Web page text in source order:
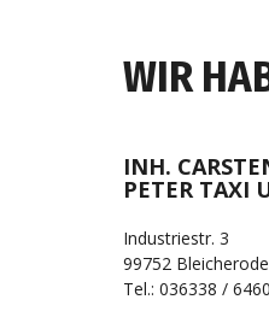
WIR
INH.
PETER TAXI
Industriestr. 3
99752 Bleicherode
Tel.: 036338 / 6460